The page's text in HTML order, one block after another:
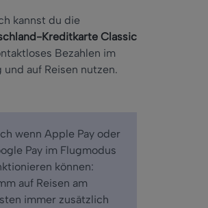
kannst du die
Kreditkarte Classic
Bezahlen im
und auf Reisen nutzen.
wenn Apple Pay oder
Pay im Flugmodus
können:
auf Reisen am
immer zusätzlich